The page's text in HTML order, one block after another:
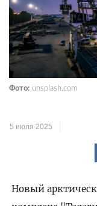
Фото: unsplash.com
5 июля 2025
Новый